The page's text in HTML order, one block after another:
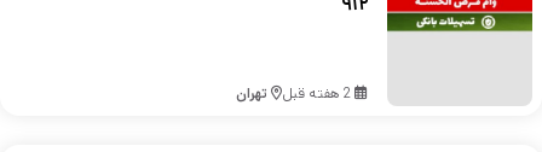
2 هفته قبل تهران